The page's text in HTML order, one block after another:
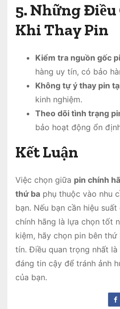
5. Những Điều
Khi Thay Pin
Kiểm tra nguồn gốc
hàng uy tín, có bảo
Không tự ý thay pin
kinh nghiệm.
Theo dõi tình trạng
bảo hoạt động ổn
Kết Luận
Việc chọn giữa pin chính
thứ ba phụ thuộc vào nhu
bạn. Nếu bạn cần hiệu
chính hãng là lựa chọn tốt
kiệm, hãy chọn pin bên
tín. Điều quan trọng nhất
đáng tin cậy để tránh ảnh
của bạn.